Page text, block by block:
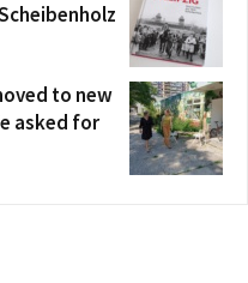
to new
asked for